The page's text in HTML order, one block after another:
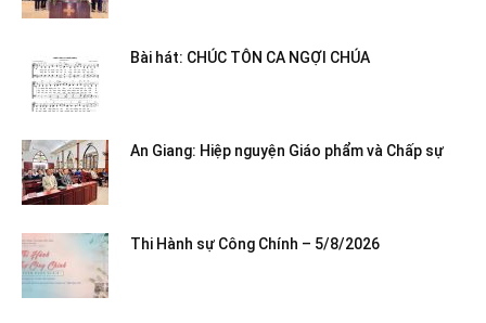
Bài hát: CHÚC TÔN CA NGỢI CHÚA
An Giang: Hiệp nguyện Giáo phẩm và Chấp sự
Thi Hành sự Công Chính – 5/8/2026